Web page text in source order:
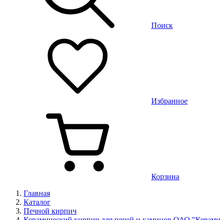
Поиск
Избранное
Корзина
Главная
Каталог
Печной кирпич